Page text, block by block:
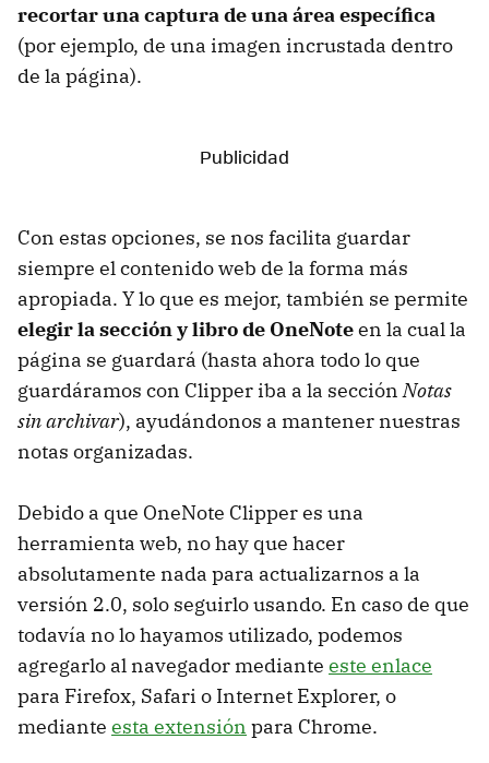
recortar una captura de una área específica
(por ejemplo, de una imagen incrustada dentro
de la página).
Con estas opciones, se nos facilita guardar
siempre el contenido web de la forma más
apropiada. Y lo que es mejor, también se permite
elegir la sección y libro de OneNoteen la cual la
página se guardará (hasta ahora todo lo que
guardáramos con Clipper iba a la secciónNotas
sin archivar), ayudándonos a mantener nuestras
notas organizadas.
Debido a que OneNote Clipper es una
herramienta web, no hay que hacer
absolutamente nada para actualizarnos a la
versión 2.0, solo seguirlo usando. En caso de que
todavía no lo hayamos utilizado, podemos
agregarlo al navegador mediante este enlace
para Firefox, Safari o Internet Explorer, o
mediante esta extensión para Chrome.